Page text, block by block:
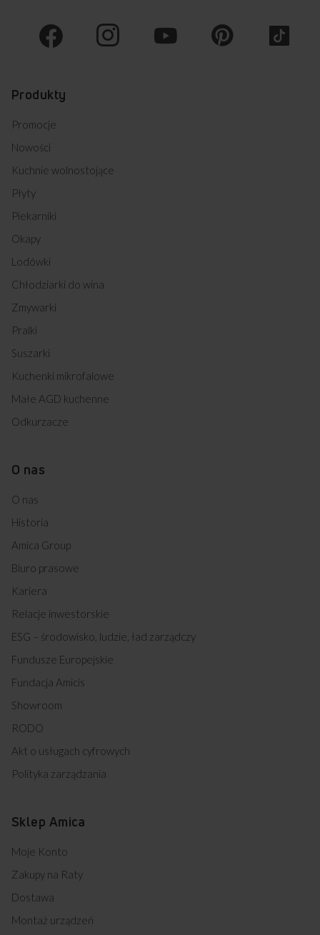
Produkty
Promocje
Nowości
Kuchnie wolnostojące
Płyty
Piekarniki
Okapy
Lodówki
Chłodziarki do wina
Zmywarki
Pralki
Suszarki
Kuchenki mikrofalowe
Małe AGD kuchenne
Odkurzacze
O nas
O nas
Historia
Amica Group
Biuro prasowe
Kariera
Relacje inwestorskie
ESG – środowisko, ludzie, ład zarządczy
Fundusze Europejskie
Fundacja Amicis
Showroom
RODO
Akt o usługach cyfrowych
Polityka zarządzania
Sklep Amica
Moje Konto
Zakupy na Raty
Dostawa
Montaż urządzeń